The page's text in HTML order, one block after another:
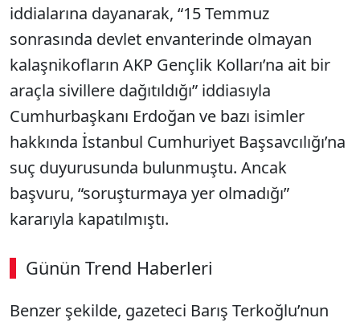
iddialarına dayanarak, “15 Temmuz
sonrasında devlet envanterinde olmayan
kalaşnikofların AKP Gençlik Kolları’na ait bir
araçla sivillere dağıtıldığı” iddiasıyla
Cumhurbaşkanı Erdoğan ve bazı isimler
hakkında İstanbul Cumhuriyet Başsavcılığı’na
suç duyurusunda bulunmuştu. Ancak
başvuru, “soruşturmaya yer olmadığı”
kararıyla kapatılmıştı.
Günün Trend Haberleri
SÖZCÜ SON DAKİKA
Benzer şekilde, gazeteci Barış Terkoğlu’nun